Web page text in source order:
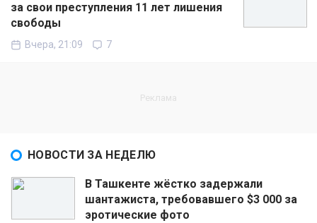
за свои преступления 11 лет лишения
свободы
Вчера, 21:09 7
НОВОСТИ ЗА НЕДЕЛЮ
В Ташкенте жёстко задержали
шантажиста, требовавшего $3 000 за
эротические фото